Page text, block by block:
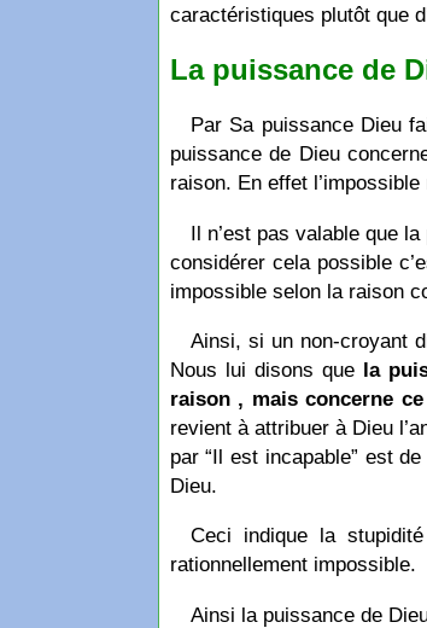
caractéristiques plutôt que
La puissance de
Par Sa puissance Dieu
puissance de Dieu
raison. En effet
Il n’est pas valable que
considérer cela possible
impossible selon la raison
Ainsi, si un non-croyant
Nous lui disons que la
raison , mais concerne
revient à attribuer à Dieu
par “Il est incapable” est
Dieu.
Ceci indique la
rationnellement impossible.
Ainsi la puissance de